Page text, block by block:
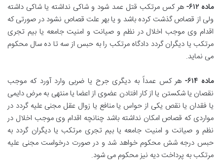
ماده ۶۱۲-
هر کس مرتکب قتل عمد شود و شاکی نداشته یا شاکی داشته
ولی از قصاص گذشت کرده باشد و یا بهر علت قصاص نشود در صورتی که
اقدام وی موجب اخلال در نظم و صیانت و امنیت جامعه یا بیم تجری
مرتکب یا دیگران گردد دادگاه مرتکب را به حبس از سه تا ده سال محکوم
می نماید.
ماده ۶۱۴-
هر کس عمداً به دیگری جرح یا ضربی وارد آورد که موجب
نقصان یا شکستن یا از کار افتادن عضوی از اعضا یا منتهی به مرض دایمی
یا فقدان یا نقص یکی از حواس یا منافع یا زوال عقل مجنی علیه گردد در
مواردی که قصاص امکان نداشته باشد چنانچه اقدام وی موجب اخلال در
نظم و صیانت و امنیت جامعه یا بیم تجری مرتکب یا دیگران گردد به
حبس درجه شش محکوم خواهد شد و در صورت درخواست مجنی علیه
مرتکب به پرداخت دیه نیز محکوم می شود.